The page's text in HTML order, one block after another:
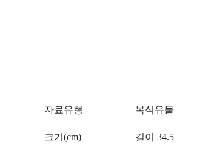
자료유형 복식유물
크기(cm) 길이 34.5